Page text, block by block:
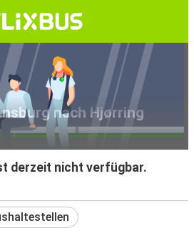
nach Hjørring
derzeit nicht verfügbar.